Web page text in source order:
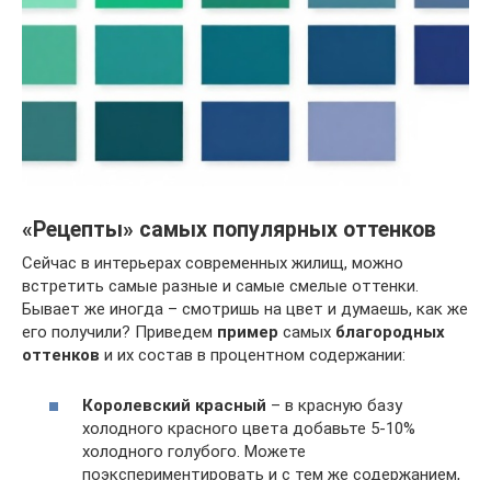
«Рецепты» самых популярных оттенков
Сейчас в интерьерах современных жилищ, можно
встретить самые разные и самые смелые оттенки.
Бывает же иногда – смотришь на цвет и думаешь, как же
его получили? Приведем пример самых благородных
оттенков и их состав в процентном содержании:
Королевский красный – в красную базу
холодного красного цвета добавьте 5-10%
холодного голубого. Можете
поэкспериментировать и с тем же содержанием,